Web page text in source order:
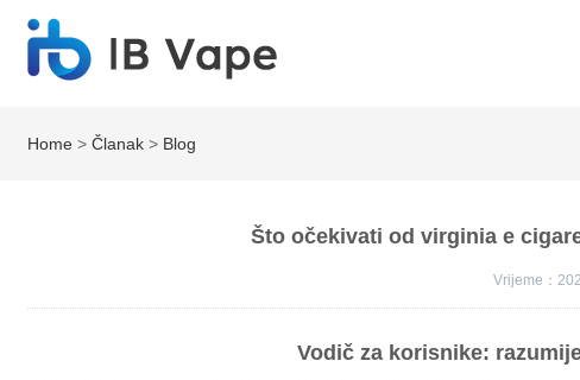
Home >Članak > Blog
Što očekivati od virginia e
Vrijeme：
Vodič za korisnike: